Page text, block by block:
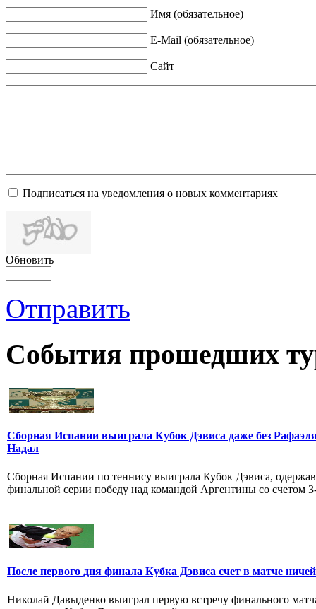
Имя (обязательное)
E-Mail (обязательное)
Сайт
Подписаться на уведомления о новых комментариях
Обновить
Отправить
События прошедших
Сборная Испании выиграла Кубок Дэвиса даже без
Надал
Сборная Испании по теннису выиграла Кубок Дэвиса,
финальной серии победу над командой Аргентины со счетом
После первого дня финала Кубка Дэвиса счет в матче
Николай Давыденко выиграл первую встречу финального